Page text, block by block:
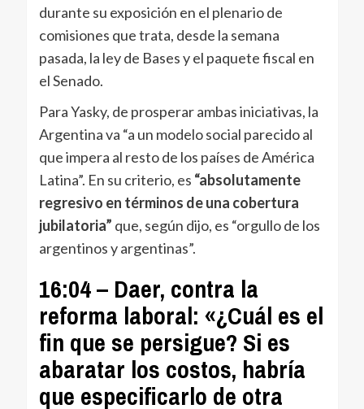
durante su exposición en el plenario de
comisiones que trata, desde la semana
pasada, la ley de Bases y el paquete fiscal en
el Senado.
Para Yasky, de prosperar ambas iniciativas, la
Argentina va “a un modelo social parecido al
que impera al resto de los países de América
Latina”. En su criterio, es “absolutamente
regresivo en términos de una cobertura
jubilatoria” que, según dijo, es “orgullo de los
argentinos y argentinas”.
16:04 – Daer, contra la
reforma laboral: «¿Cuál es el
fin que se persigue? Si es
abaratar los costos, habría
que especificarlo de otra